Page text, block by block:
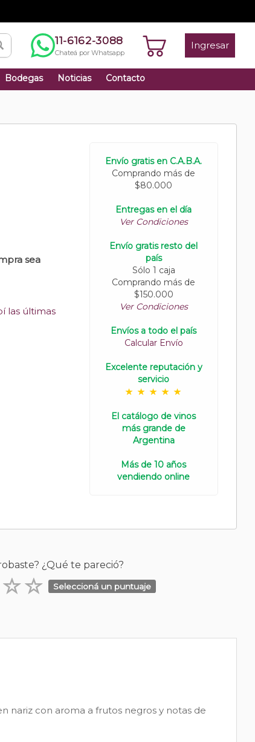
11-6162-3088
Chateá por Whatsapp
Ingresar
Bodegas Noticias Contacto
sea
las últimas
Envío gratis en C.A.B.A.
Comprando más de
$80.000
Entregas en el día
Ver Condiciones
Envío gratis resto del
país
Sólo 1 caja
Comprando más de
$150.000
Ver Condiciones
Envíos a todo el país
Calcular Envío
Excelente reputación y
servicio
El catálogo de vinos
más grande de
Argentina
Más de 10 años
vendiendo online
¿Qué te pareció?
Seleccioná un puntuaje
nariz con aroma a frutos negros y notas de